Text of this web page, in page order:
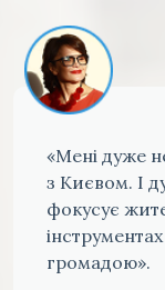
«Мені дуже
з Києвом. І
фокусує
громадою».